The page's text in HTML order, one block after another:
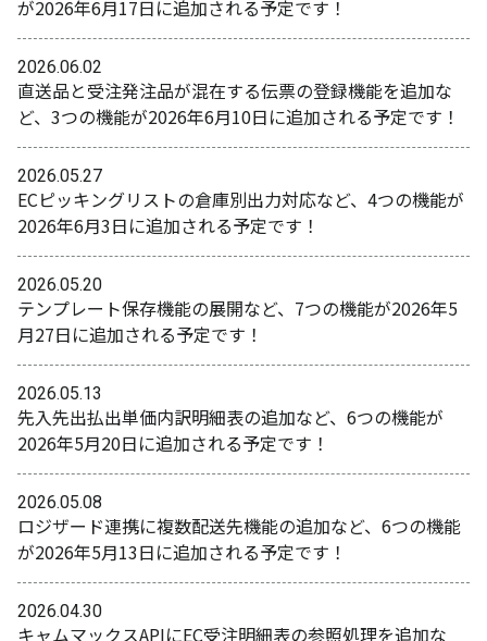
が2026年6月17日に追加される予定です！
2026.06.02
直送品と受注発注品が混在する伝票の登録機能を追加な
ど、3つの機能が2026年6月10日に追加される予定です！
2026.05.27
ECピッキングリストの倉庫別出力対応など、4つの機能が
2026年6月3日に追加される予定です！
2026.05.20
テンプレート保存機能の展開など、7つの機能が2026年5
月27日に追加される予定です！
2026.05.13
先入先出払出単価内訳明細表の追加など、6つの機能が
2026年5月20日に追加される予定です！
2026.05.08
ロジザード連携に複数配送先機能の追加など、6つの機能
が2026年5月13日に追加される予定です！
2026.04.30
キャムマックスAPIにEC受注明細表の参照処理を追加な